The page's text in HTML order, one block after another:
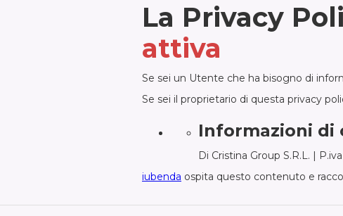
La Privacy
attiva
Se sei un Utente che ha bisogno di
Se sei il proprietario di questa privacy
Informazioni di
Di Cristina Group S.R.L. |
iubenda ospita questo contenuto e